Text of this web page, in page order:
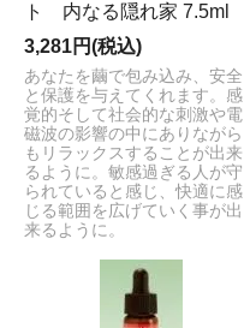
ト 内なる隠れ家 7.5ml
3,281円(税込)
あなたを繭で包み込み、安全
と保護を与えてくれます。感
覚的そして社会的な刺激や電
磁波の影響の中にありながら
もリラックスすることが出来
るように。敏感過ぎる人が守
られていると感じ、快適に感
じる範囲を広げていく事が出
来るように。